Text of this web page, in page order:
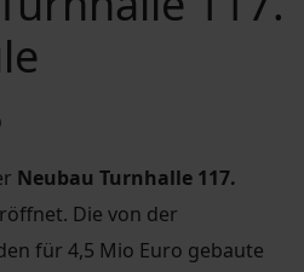
Neubau Turnhalle 117.
Die von der
für 4,5 Mio Euro gebaute